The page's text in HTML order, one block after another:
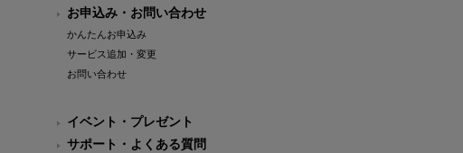
お申込み・お問い合わせ
かんたんお申込み
サービス追加・変更
お問い合わせ
イベント・プレゼント
サポート・よくある質問